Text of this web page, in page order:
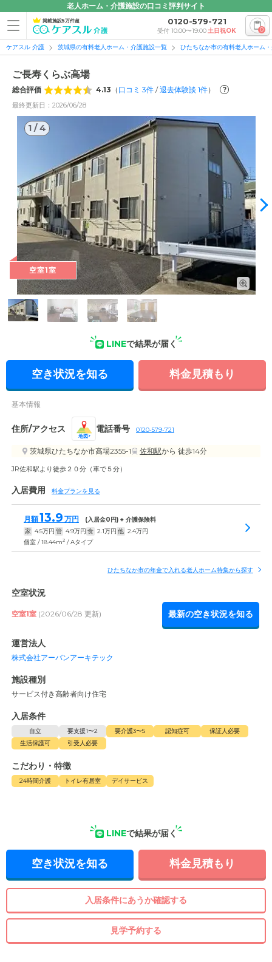
老人ホーム・介護施設の口コミ評判サイト
掲載施設5万件超 0120-579-721
受付 10:00〜19:00土日祝OK 0
ケアスル 介護 茨城県の有料老人ホーム・介護施設一覧 ひたちなか市の有料老人ホーム
ご長寿くらぶ高場
総合評価 4.13 （ 口コミ 3件 /退去体験談 1件） ?
最終更新日：2026/06/28
1 /4
1/4
外観: 幅広い年齢層、介護度の方にご入居いただける住まい。
おでかけやお食事などをつうじて、季節を感じていただける工
夫を凝らしています。
空室1室
LINEで結果が届く
空き状況を知る 料金見積もり
基本情報
住所/アクセス
地図
電話番号 0120-579-721
茨城県ひたちなか市高場2355-1 佐和駅から 徒歩14分
JR佐和駅より徒歩２０分（車で５分）
入居費用 料金プランを見る
月額13.9 万円 (入居金0円) + 介護保険料
家 4.5万円 管 4.9万円 食 2.1万円 他 2.4万円
個室 / 18.44m2 / Aタイプ
ひたちなか市の年金で入れる老人ホーム特集から探す
空室状況
空室1室 (2026/06/28 更新) 最新の空き状況を知る
運営法人
株式会社アーバンアーキテック
施設種別
サービス付き高齢者向け住宅
入居条件
自立 要支援1〜2 要介護3〜5 認知症可
保証人必要
生活保護可
引受人必要
こだわり・特徴
24時間介護 トイレ有居室 デイサービス
LINEで結果が届く
空き状況を知る 料金見積もり
入居条件にあうか確認する
見学予約する